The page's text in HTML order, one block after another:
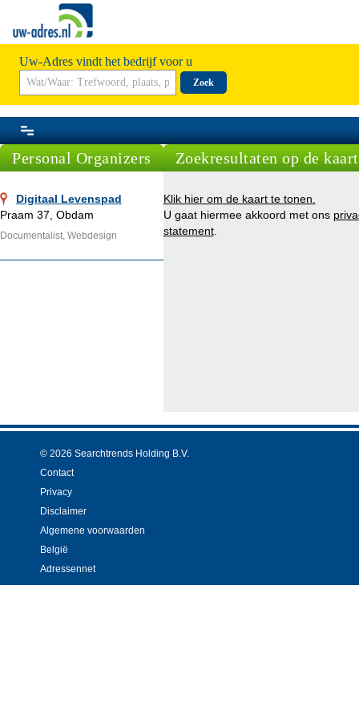
Uw-Adres vindt het bedrijf voor u
Zoek
Personal Organizers
Digitaal Levenspad
Praam 37, Obdam
Documentalist, Webdesign
Zoekresultaten op de kaart
Klik hier om de kaart te tonen.
U gaat hiermee akkoord met ons
statement.
© 2026 Searchtrends Holding B.V.
Contact
Privacy
Disclaimer
Algemene voorwaarden
België
Adressennet